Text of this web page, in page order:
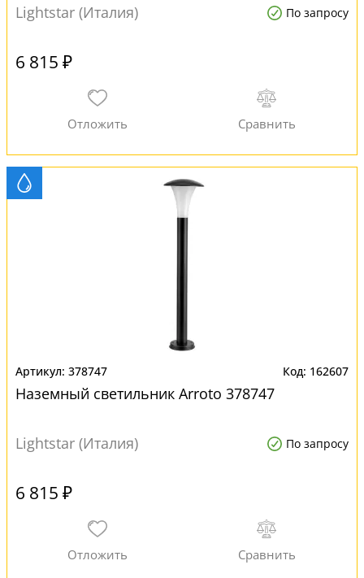
Lightstar (Италия) По запросу
6 815 ₽
378747 162607
Наземный светильник Arroto 378747
Lightstar (Италия) По запросу
6 815 ₽